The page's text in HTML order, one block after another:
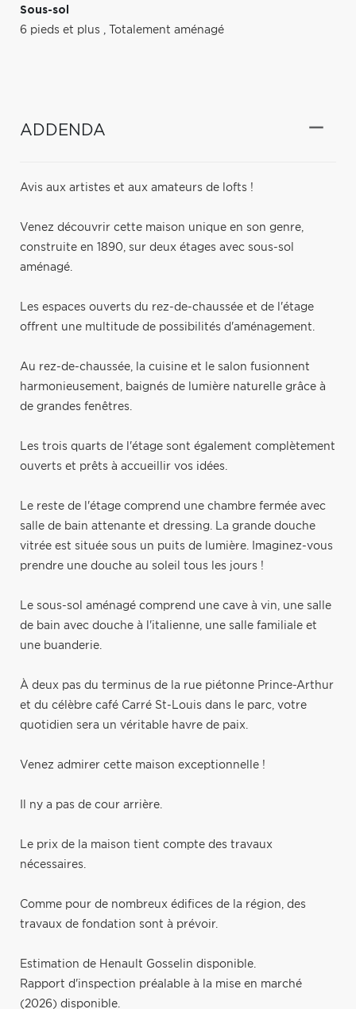
Sous-sol
6 pieds et plus , Totalement aménagé
ADDENDA
Avis aux artistes et aux amateurs de lofts !
Venez découvrir cette maison unique en son genre,
construite en 1890, sur deux étages avec sous-sol
aménagé.
Les espaces ouverts du rez-de-chaussée et de l'étage
offrent une multitude de possibilités d'aménagement.
Au rez-de-chaussée, la cuisine et le salon fusionnent
harmonieusement, baignés de lumière naturelle grâce à
de grandes fenêtres.
Les trois quarts de l'étage sont également complètement
ouverts et prêts à accueillir vos idées.
Le reste de l'étage comprend une chambre fermée avec
salle de bain attenante et dressing. La grande douche
vitrée est située sous un puits de lumière. Imaginez-vous
prendre une douche au soleil tous les jours !
Le sous-sol aménagé comprend une cave à vin, une salle
de bain avec douche à l'italienne, une salle familiale et
une buanderie.
À deux pas du terminus de la rue piétonne Prince-Arthur
et du célèbre café Carré St-Louis dans le parc, votre
quotidien sera un véritable havre de paix.
Venez admirer cette maison exceptionnelle !
Il ny a pas de cour arrière.
Le prix de la maison tient compte des travaux
nécessaires.
Comme pour de nombreux édifices de la région, des
travaux de fondation sont à prévoir.
Estimation de Henault Gosselin disponible.
Rapport d'inspection préalable à la mise en marché
(2026) disponible.